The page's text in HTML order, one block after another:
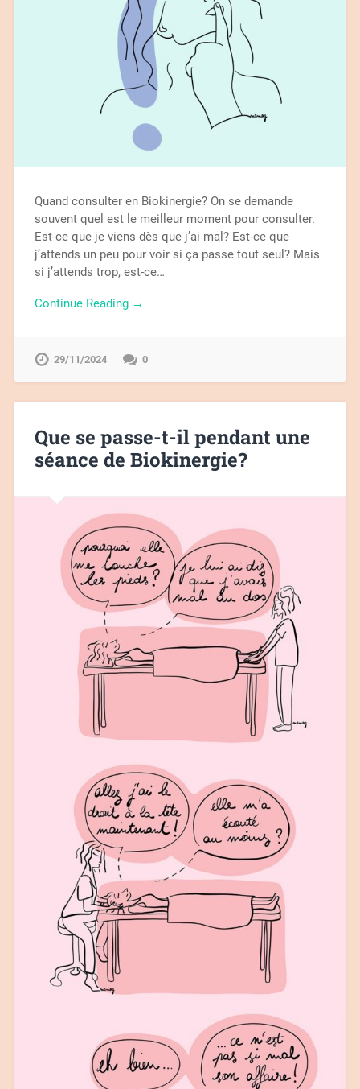
Quand consulter en Biokinergie? On se demande
souvent quel est le meilleur moment pour consulter.
Est-ce que je viens dès que j’ai mal? Est-ce que
j’attends un peu pour voir si ça passe tout seul? Mais
si j’attends trop, est-ce…
Continue Reading →
29/11/2024 0
Que se passe-t-il pendant une
séance de Biokinergie?